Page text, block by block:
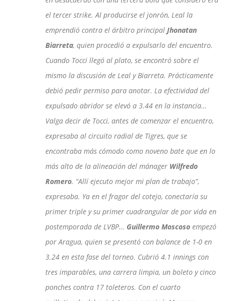
el tercer strike. Al producirse el jonrón, Leal la
emprendió contra el árbitro principal Jhonatan
Biarreta, quien procedió a expulsarlo del encuentro.
Cuando Tocci llegó al plato, se encontró sobre el
mismo la discusión de Leal y Biarreta. Prácticamente
debió pedir permiso para anotar. La efectividad del
expulsado abridor se elevó a 3.44 en la instancia…
Valga decir de Tocci, antes de comenzar el encuentro,
expresaba al circuito radial de Tigres, que se
encontraba más cómodo como noveno bate que en lo
más alto de la alineación del mánager Wilfredo
Romero. “Allí ejecuto mejor mi plan de trabajo”,
expresaba. Ya en el fragor del cotejo, conectaría su
primer triple y su primer cuadrangular de por vida en
postemporada de LVBP… Guillermo Moscoso empezó
por Aragua, quien se presentó con balance de 1-0 en
3.24 en esta fase del torneo. Cubrió 4.1 innings con
tres imparables, una carrera limpia, un boleto y cinco
ponches contra 17 toleteros. Con el cuarto